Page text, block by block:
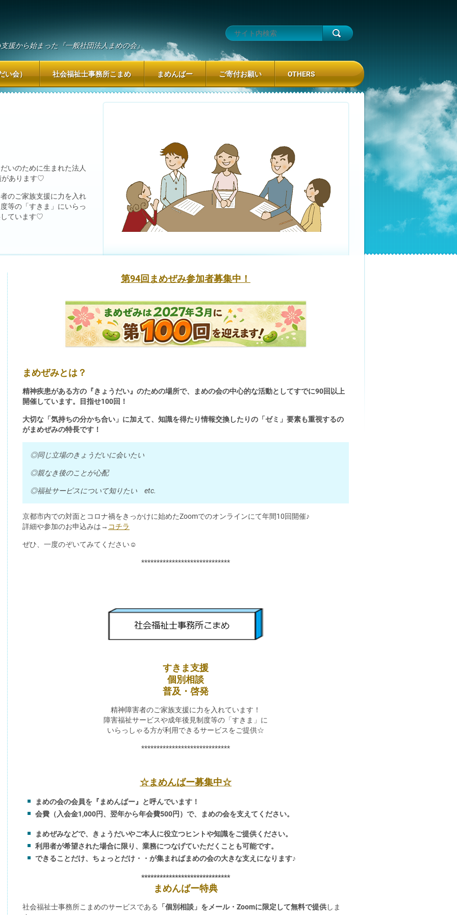
援から始まった『一般社団法人まめの会』
いのために生まれた法人
があります♡
のご家族支援に力を入れ
等の「すきま」にいらっ
しています♡
第94回まめぜみ参加者募集中！
まめぜみとは？
精神疾患がある方の『きょうだい』のための場所で、まめの会の中心的な活動としてすでに90回以上
開催しています。目指せ100回！
大切な「気持ちの分かち合い」に加えて、知識を得たり情報交換したりの「ゼミ」要素も重視するの
がまめぜみの特長です！
◎同じ立場のきょうだいに会いたい
◎親なき後のことが心配
◎福祉サービスについて知りたい etc.
京都市内での対面とコロナ禍をきっかけに始めたZoomでのオンラインにて年間10回開催♪
詳細や参加のお申込みは→ コチラ
ぜひ、一度のぞいてみてください☺
*****************************
すきま支援
個別相談
普及・啓発
精神障害者のご家族支援に力を入れています！
障害福祉サービスや成年後見制度等の「すきま」に
いらっしゃる方が利用できるサービスをご提供☆
*****************************
☆まめんばー募集中☆
まめの会の会員を『まめんばー』と呼んでいます！
会費（入会金1,000円、翌年から年会費500円）で、まめの会を支えてください。
まめぜみなどで、きょうだいやご本人に役立つヒントや知識をご提供ください。
利用者が希望された場合に限り、業務につなげていただくことも可能です。
できることだけ、ちょっとだけ・・が集まればまめの会の大きな支えになります♪
*****************************
まめんばー特典
社会福祉士事務所こまめのサービスである 「個別相談」をメール・Zoomに限定して無料で提供しま
い会） 社会福祉士事務所こまめ まめんばー ご寄付お願い OTHERS